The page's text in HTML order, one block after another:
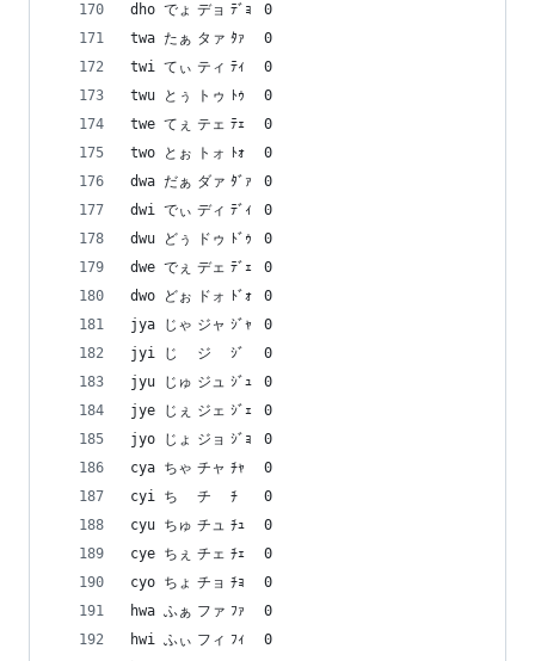
dho	でょ	デョ	ﾃﾞｮ	0
twa	たぁ	タァ	ﾀｧ	0
twi	てぃ	ティ	ﾃｨ	0
twu	とぅ	トゥ	ﾄｩ	0
twe	てぇ	テェ	ﾃｪ	0
two	とぉ	トォ	ﾄｫ	0
dwa	だぁ	ダァ	ﾀﾞｧ	0
dwi	でぃ	ディ	ﾃﾞｨ	0
dwu	どぅ	ドゥ	ﾄﾞｩ	0
dwe	でぇ	デェ	ﾃﾞｪ	0
dwo	どぉ	ドォ	ﾄﾞｫ	0
jya	じゃ	ジャ	ｼﾞｬ	0
jyi	じ	ジ	ｼﾞ	0
jyu	じゅ	ジュ	ｼﾞｭ	0
jye	じぇ	ジェ	ｼﾞｪ	0
jyo	じょ	ジョ	ｼﾞｮ	0
cya	ちゃ	チャ	ﾁｬ	0
cyi	ち	チ	ﾁ	0
cyu	ちゅ	チュ	ﾁｭ	0
cye	ちぇ	チェ	ﾁｪ	0
cyo	ちょ	チョ	ﾁｮ	0
hwa	ふぁ	ファ	ﾌｧ	0
hwi	ふぃ	フィ	ﾌｨ	0